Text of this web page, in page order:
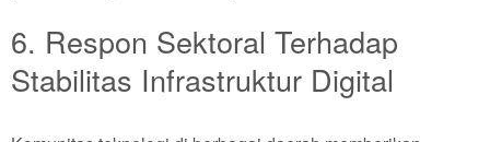
6. Respon Sektoral Terhadap
Stabilitas Infrastruktur Digital